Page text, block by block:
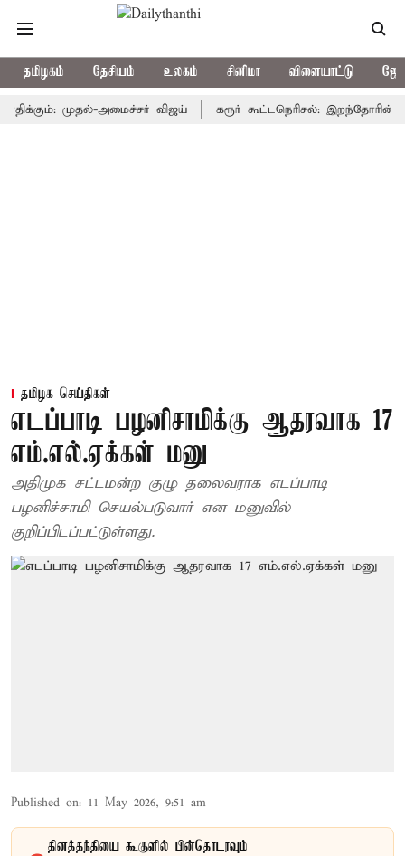
தமிழகம் தேசியம் உலகம் சினிமா விளையாட்டு
முதல்-அமைச்சர் விஜய் கரூர் கூட்டநெரிசல்: இறந்தோரின்
தமிழக செய்திகள்
எடப்பாடி பழனிசாமிக்கு ஆதரவாக 17
எம்.எல்.ஏக்கள் மனு
அதிமுக சட்டமன்ற குழு தலைவராக எடப்பாடி
பழனிச்சாமி செயல்படுவார் என மனுவில்
குறிப்பிடப்பட்டுள்ளது.
Published on: 11 May 2026, 9:51 am
தினத்தந்தியை கூகுளில் பின்தொடரவும்